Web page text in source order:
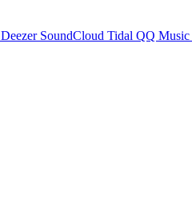
Deezer SoundCloud Tidal QQ Music